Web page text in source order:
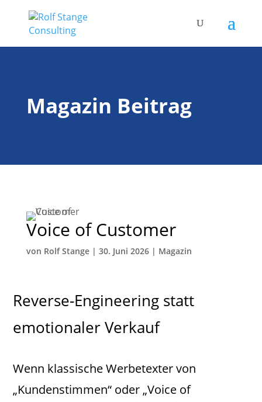
Magazin Beitrag
Voice of Customer
von Rolf Stange| 30. Juni 2026| Magazin
Reverse-Engineering statt
emotionaler Verkauf
Wenn klassische Werbetexter von
„Kundenstimmen“ oder „Voice of